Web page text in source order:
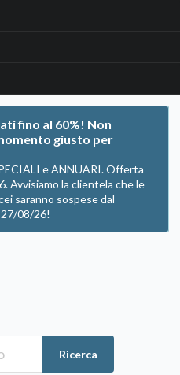
fino al 60%! Non
giusto per
e ANNUARI. Offerta
Avvisiamo la clientela che le
saranno sospese dal
08/26!
Ricerca